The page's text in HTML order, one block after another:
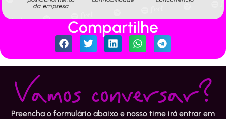
Compartilhe
Vamos conversar?
Preencha o formulário abaixo e nosso time irá entrar em